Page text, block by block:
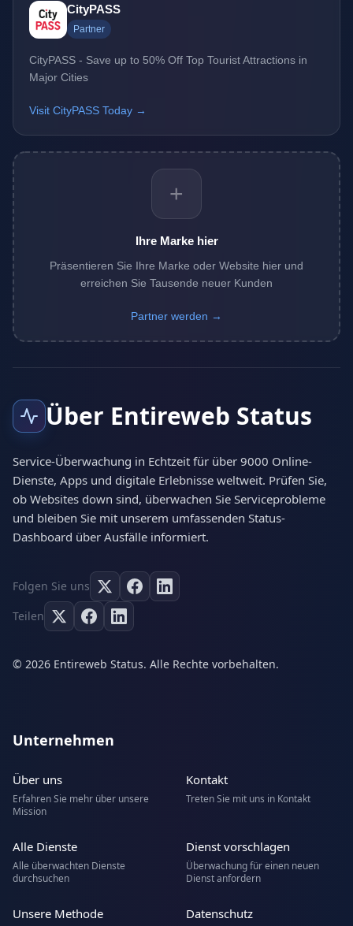
CityPASS
Partner
CityPASS - Save up to 50% Off Top Tourist Attractions in
Major Cities
Visit CityPASS Today →
+
Ihre Marke hier
Präsentieren Sie Ihre Marke oder Website hier und
erreichen Sie Tausende neuer Kunden
Partner werden →
Über Entireweb Status
Service-Überwachung in Echtzeit für über 9000 Online-
Dienste, Apps und digitale Erlebnisse weltweit. Prüfen Sie,
ob Websites down sind, überwachen Sie Serviceprobleme
und bleiben Sie mit unserem umfassenden Status-
Dashboard über Ausfälle informiert.
Folgen Sie uns
Teilen
© 2026 Entireweb Status. Alle Rechte vorbehalten.
Unternehmen
Über uns
Erfahren Sie mehr über unsere
Mission
Kontakt
Treten Sie mit uns in Kontakt
Alle Dienste
Alle überwachten Dienste
durchsuchen
Dienst vorschlagen
Überwachung für einen neuen
Dienst anfordern
Unsere Methode Datenschutz